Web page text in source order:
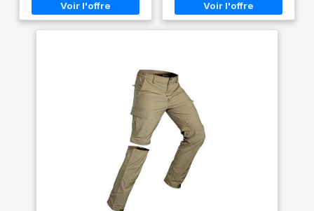
éclair principale et les
fermetures éclair des poches
tissu imperméable de la veste
atteignant 5000 g/m²/24 h, ce
qui garantit qu'elle est à la fois
imperméable et confortable à
porter sans être trop chaude.
【Veste de pluie légère pour
homme】La veste de pluie
pour homme est ultra-légère.
Équipée d'un sac de
rangement, elle se glisse
facilement dans un sac à
prolongée. 【Protection
contre les intempéries】Cette
protège également des UV et
du vent, ce qui la rend idéale
en toute saison. 【Conception
pratique】Cette veste unisexe
est polyvalente : elle peut
servir d'imperméable, de
chapeau de soleil, de
manchettes solaires ou de
veste légère. Parfaite au
quotidien et pour diverses